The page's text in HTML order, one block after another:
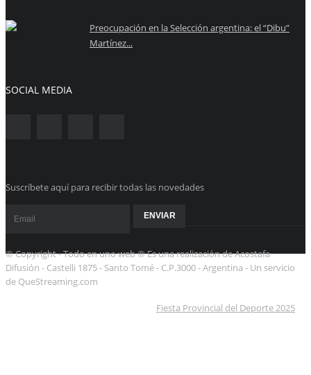
Preocupación en la Selección argentina: el “Dibu”
Martínez...
SOCIAL MEDIA
Suscríbete aquí para recibir todas las novedades
© Copyright - Todo en uno web ® Es una realización de Acostafa
Difusión - Castelli 1875 - Santo Tomé - C.P.3000 - Argentina - Un servicio
de QueStreaming.com
Fiesta Provincial del Deporte 2025